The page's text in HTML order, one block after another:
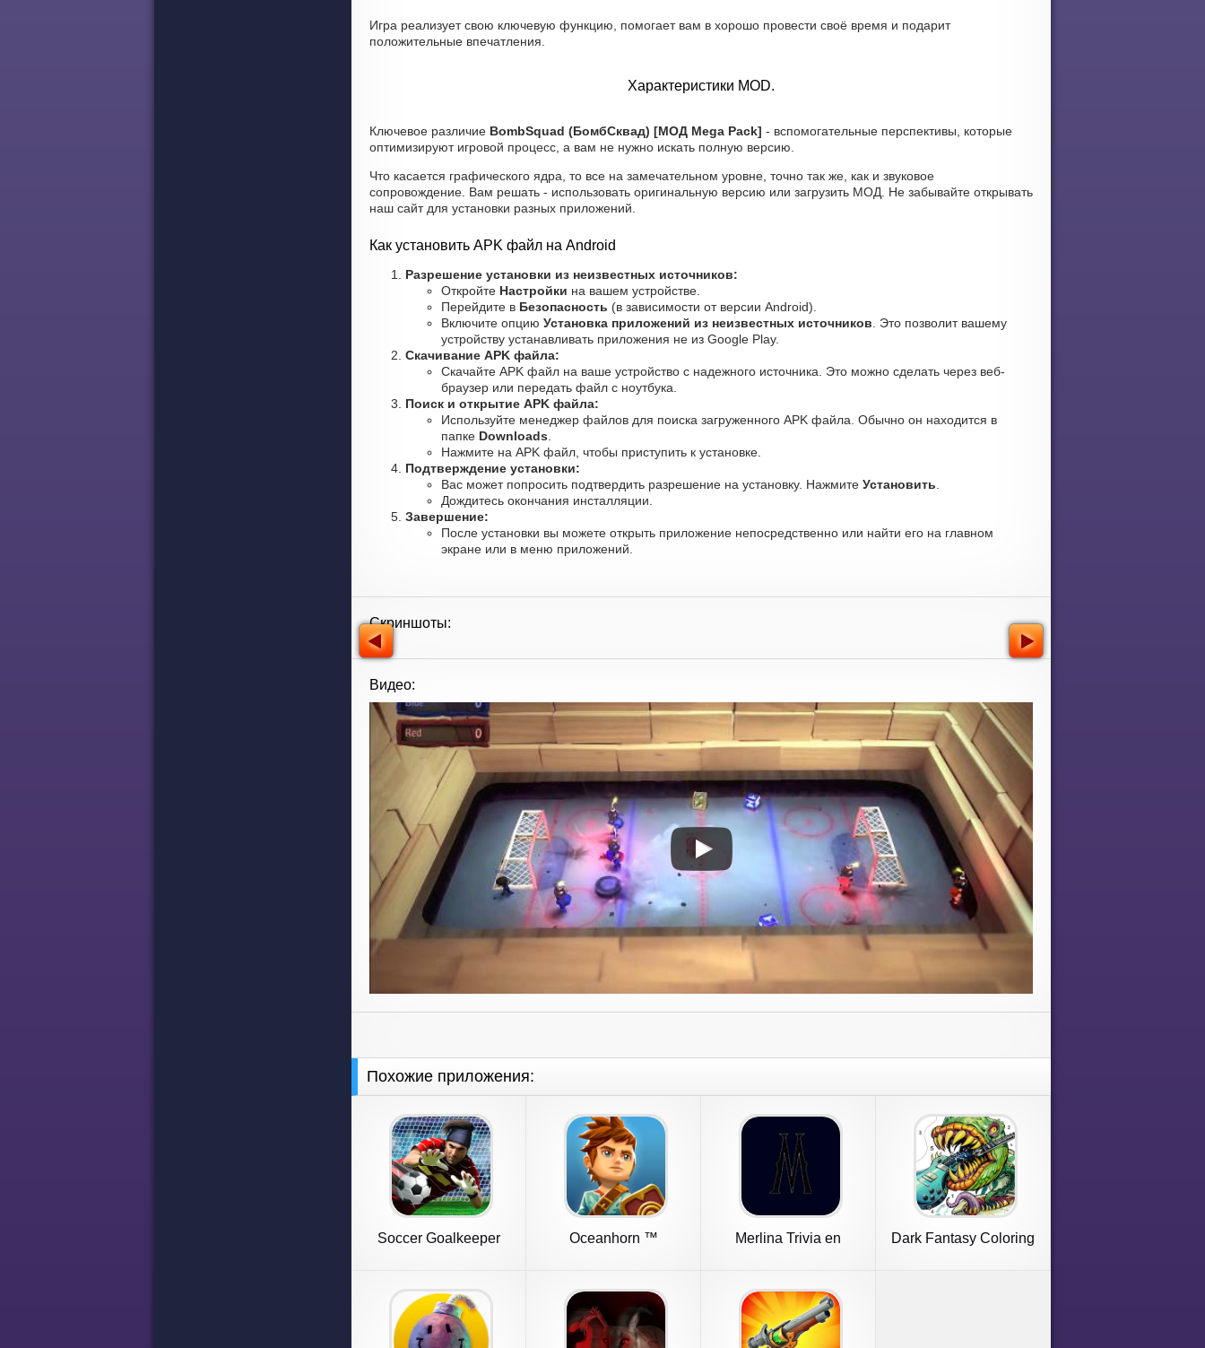
Игра реализует свою ключевую функцию, помогает вам в хорошо провести своё время и подарит
положительные впечатления.
Характеристики MOD.
Ключевое различие BombSquad (БомбСквад) [МОД Mega Pack] - вспомогательные перспективы, которые
оптимизируют игровой процесс, а вам не нужно искать полную версию.
Что касается графического ядра, то все на замечательном уровне, точно так же, как и звуковое
сопровождение. Вам решать - использовать оригинальную версию или загрузить МОД. Не забывайте открывать
наш сайт для установки разных приложений.
Как установить APK файл на Android
Разрешение установки из неизвестных источников:
Откройте Настройки на вашем устройстве.
Перейдите в Безопасность (в зависимости от версии Android).
Включите опцию Установка приложений из неизвестных источников . Это позволит вашему
устройству устанавливать приложения не из Google Play.
Скачивание APK файла:
Скачайте APK файл на ваше устройство с надежного источника. Это можно сделать через веб-
браузер или передать файл с ноутбука.
Поиск и открытие APK файла:
Используйте менеджер файлов для поиска загруженного APK файла. Обычно он находится в
папке Downloads
Нажмите на APK файл, чтобы приступить к установке.
Подтверждение установки:
Вас может попросить подтвердить разрешение на установку. Нажмите Установить
Дождитесь окончания инсталляции.
Завершение:
После установки вы можете открыть приложение непосредственно или найти его на главном
экране или в меню приложений.
Скриншоты:
Видео:
Похожие приложения:
Soccer Goalkeeper
Oceanhorn ™
Merlina Trivia en
Dark Fantasy Coloring